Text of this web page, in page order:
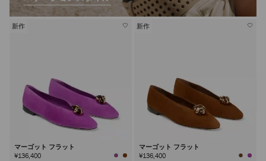
新作
マーゴット フラット
¥136,400
新作
マーゴット フラット
¥136,400